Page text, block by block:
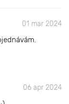
01 mar 2024
06 apr 2024